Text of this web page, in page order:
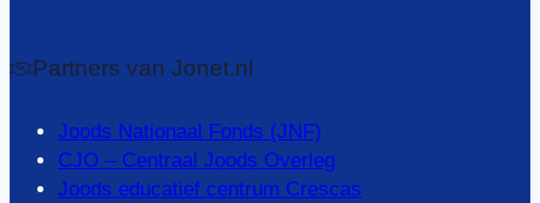
Partners van Jonet.nl
Joods Nationaal Fonds (JNF)
CJO – Centraal Joods Overleg
Joods educatief centrum Crescas